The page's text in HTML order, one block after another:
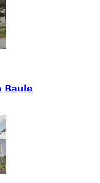
Baule